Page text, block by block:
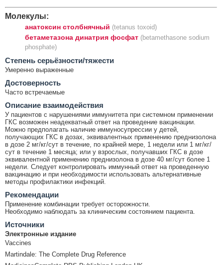
Молекулы:
анатоксин столбнячный (tetanus toxoid)
бетаметазона динатрия фосфат (betamethasone sodium
phosphate)
Cтепень серьёзности/тяжести
Умеренно выраженные
Достоверность
Часто встречаемые
Описание взаимодействия
У пациентов с нарушениями иммунитета при системном применении
ГКС возможен неадекватный ответ на проведение вакцинации.
Можно предполагать наличие иммуносупрессии у детей,
получающих ГКС в дозах, эквивалентных применению преднизолона
в дозе 2 мг/кг/сут в течение, по крайней мере, 1 недели или 1 мг/кг/
сут в течение 1 месяца; или у взрослых, получавших ГКС в дозе
эквивалентной применению преднизолона в дозе 40 мг/сут более 1
недели. Следует контролировать иммунный ответ на проведенную
вакцинацию и при необходимости использовать альтернативные
методы профилактики инфекций.
Рекомендации
Применение комбинации требует осторожности.
Необходимо наблюдать за клиническим состоянием пациента.
Источники
Электронные издание
Vaccines
Martindale: The Complete Drug Reference